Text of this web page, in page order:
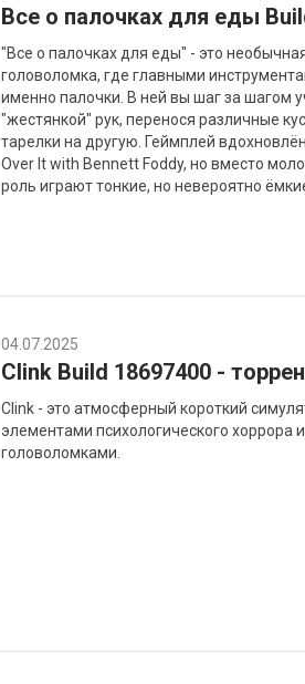
Все о палочках для еды
"Все о палочках для еды" - это
головоломка, где главными
именно палочки. В ней вы шаг за шагом
"жестянкой" рук, перенося различные
тарелки на другую. Геймплей
Over It with Bennett Foddy, но вместо
роль играют тонкие, но невероятно
04.07.2025
Clink Build 18697400 -
Clink - это атмосферный короткий
элементами психологического хоррора
головоломками.